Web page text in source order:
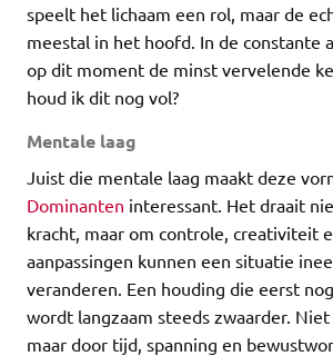
speelt het lichaam een rol, maar de
meestal in het hoofd. In de constante
op dit moment de minst vervelende
houd ik dit nog vol?
Mentale laag
Juist die mentale laag maakt deze
Dominanten interessant. Het draait
kracht, maar om controle, creativiteit
aanpassingen kunnen een situatie
veranderen. Een houding die eerst
wordt langzaam steeds zwaarder. Niet
maar door tijd, spanning en